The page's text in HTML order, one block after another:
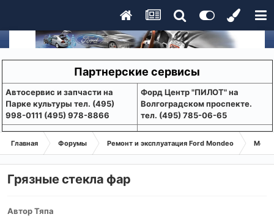
Партнерские сервисы
Aвтосервис и запчасти на
Парке культуры тел. (495)
998-0111 (495) 978-8866
Форд Центр "ПИЛОТ" на
Волгоградском проспекте.
тел. (495) 785-06-65
Главная Форумы Ремонт и эксплуатация Ford Mondeo
Грязные стекла фар
АвторТяпа